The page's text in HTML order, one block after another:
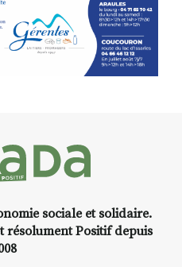
en off du festival
cette expo-
temporaire vous
INTERVIEW
sociale et solidaire.
résolument Positif depuis